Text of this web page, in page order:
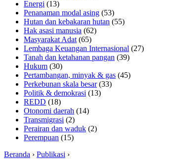
Energi (13)
Penanaman modal asing (53)
Hutan dan kebakaran hutan (55)
Hak asasi manusia (62)
Masyarakat Adat (65)
Lembaga Keuangan Internasional (27)
Tanah dan ketahanan pangan (39)
Hukum (30)
Pertambangan, minyak & gas (45)
Perkebunan skala besar(33)
Politik & demokrasi (13)
REDD (18)
Otonomi daerah (14)
Transmigrasi (2)
Perairan dan waduk (2)
Perempuan (15)
Beranda › Publikasi ›